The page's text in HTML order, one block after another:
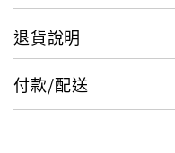
退貨說明
付款/配送